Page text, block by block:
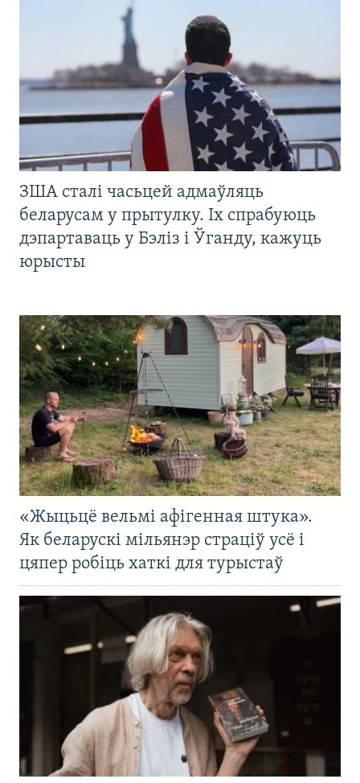
ЗША сталі часьцей адмаўляць
беларусам у прытулку. Іх спрабуюць
дэпартаваць у Бэліз і Ўганду, кажуць
юрысты
«Жыцьцё вельмі афігенная штука».
Як беларускі мільянэр страціў усё і
цяпер робіць хаткі для турыстаў